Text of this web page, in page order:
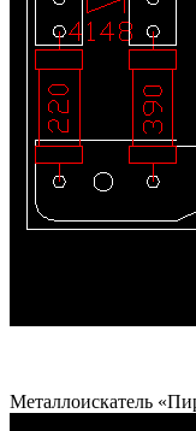
Металлоискатель